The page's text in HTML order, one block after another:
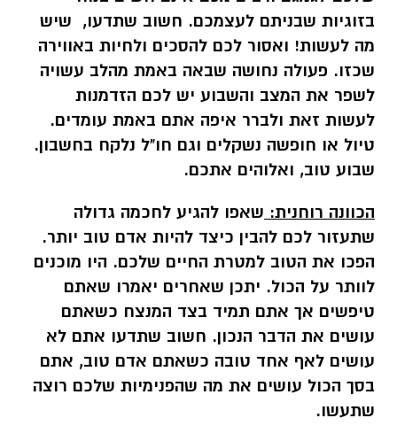
בזוגיות שבניתם לעצמכם. חשוב שתדעו, שיש
מה לעשות! ואסור לכם להסכים ולחיות באווירה
שכזו. פעולה נחושה שבאה באמת מהלב עשויה
לשפר את המצב והשבוע יש לכם הזדמנות
לעשות זאת ולברר איפה אתם באמת עומדים.
טיול או חופשה נשקלים וגם חו"ל נלקח בחשבון.
שבוע טוב, ואלוהים אתכם.
הכוונה רוחנית: שאפו להגיע לחכמה גדולה
שתעזור לכם להבין כיצד להיות אדם טוב יותר.
הפכו את הטוב למטרת החיים שלכם. היו מוכנים
לוותר על הכול. יתכן שאחרים יאמרו שאתם
טיפשים אך אתם תמיד בצד המנצח כשאתם
עושים את הדבר הנכון. חשוב שתדעו אתם לא
עושים לאף אחד טובה כשאתם אדם טוב, אתם
בסך הכול עושים את מה שהפנימיות שלכם רוצה
שתעשו.